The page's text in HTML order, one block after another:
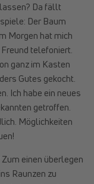
Da fällt
Der Baum
Morgen hat mich
telefoniert.
ganz im Kasten
Gutes gekocht.
Ich habe ein neues
getroffen.
Möglichkeiten
einen überlegen
Raunzen zu